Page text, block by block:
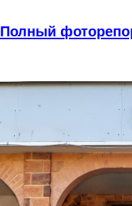
Полный